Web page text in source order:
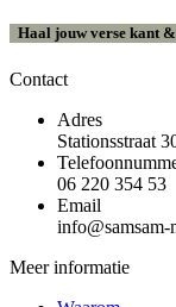
Haal jouw verse kant
Contact
Adres
Stationsstraat
06 220 354 53
Email
Meer informatie